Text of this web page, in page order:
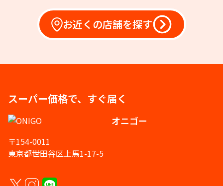
お近くの店舗を探す
スーパー価格で、すぐ届く
オニゴー
〒154-0011
東京都世田谷区上馬1-17-5